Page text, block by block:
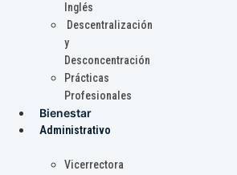
Inglés
Descentralización
y
Desconcentración
Prácticas
Profesionales
Bienestar
Administrativo
Vicerrectora